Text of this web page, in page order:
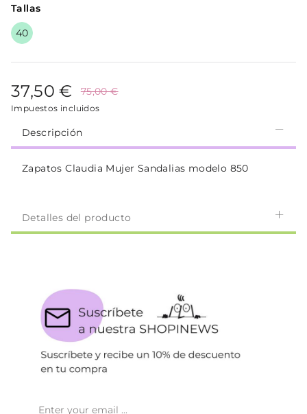
Tallas
40
37,50 € 75,00 €
Impuestos incluidos
Descripción
Zapatos Claudia Mujer Sandalias modelo 850
Detalles del producto